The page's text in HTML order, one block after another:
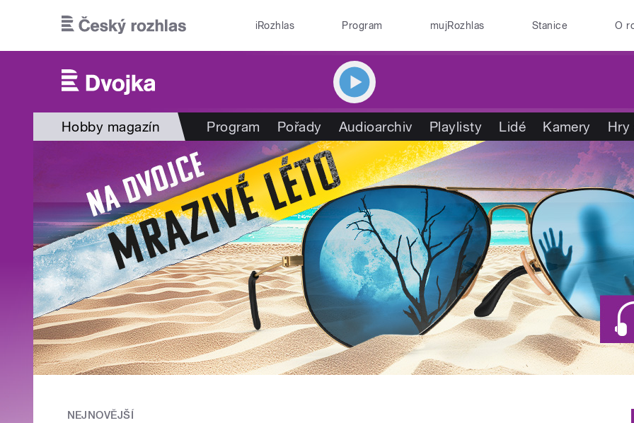
iRozhlas Program mujRozhlas Stanice O
Hobby magazín Program Pořady Audioarchiv Playlisty Lidé Kamery Hry
NEJNOVĚJŠÍ